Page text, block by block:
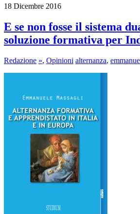
18 Dicembre 2016
E se non fosse il sistema
soluzione formativa per
Redazione », Opinioni alternanza,